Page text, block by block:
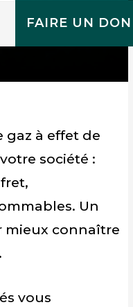
FAIRE UN DON
gaz à effet de
société :
Un
mieux connaître
vous